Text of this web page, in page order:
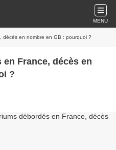
MENU
décès en nombre en GB : pourquoi ?
France, décès en
?